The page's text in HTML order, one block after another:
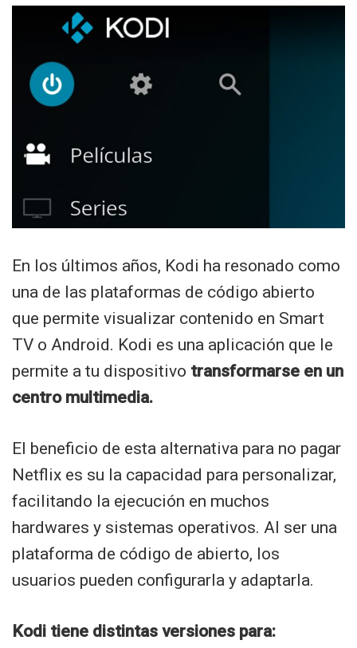
En los últimos años, Kodi ha resonado como
una de las plataformas de código abierto
que permite visualizar contenido en Smart
TV o Android. Kodi es una aplicación que le
permite a tu dispositivo transformarse en un
centro multimedia.
El beneficio de esta alternativa para no pagar
Netflix es su la capacidad para personalizar,
facilitando la ejecución en muchos
hardwares y sistemas operativos. Al ser una
plataforma de código de abierto, los
usuarios pueden configurarla y adaptarla.
Kodi tiene distintas versiones para: